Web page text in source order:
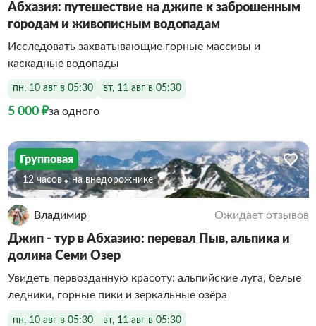
Абхазия: путешествие на джипе к заброшенным
городам и живописным водопадам
Исследовать захватывающие горные массивы и
каскадные водопады
пн, 10 авг в 05:30 вт, 11 авг в 05:30
5 000 ₽за одного
Групповая
12 часов На внедорожнике
Владимир Ожидает отзывов
Джип - тур в Абхазию: перевал Пыв, альпика и
долина Семи Озер
Увидеть первозданную красоту: альпийские луга, белые
ледники, горные пики и зеркальные озёра
пн, 10 авг в 05:30 вт, 11 авг в 05:30